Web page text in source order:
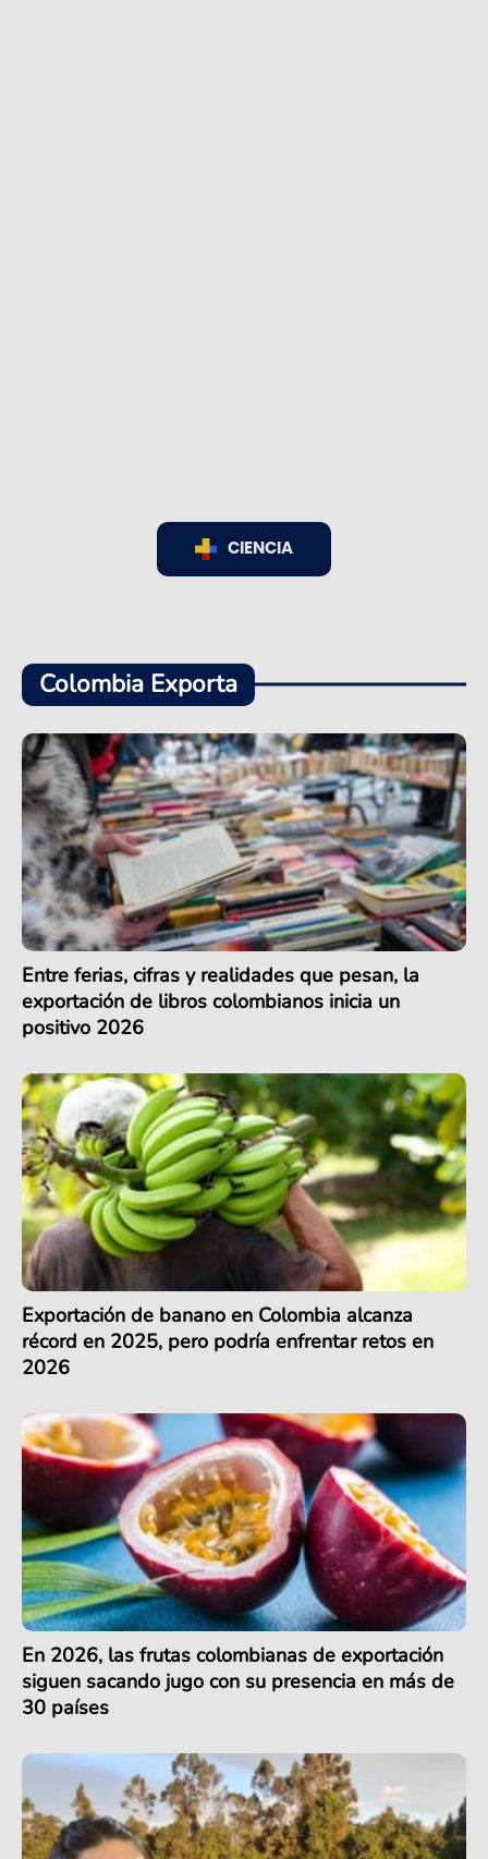
CIENCIA
Colombia Exporta
Entre ferias, cifras y realidades que pesan, la
exportación de libros colombianos inicia un
positivo 2026
Exportación de banano en Colombia alcanza
récord en 2025, pero podría enfrentar retos en
2026
En 2026, las frutas colombianas de exportación
siguen sacando jugo con su presencia en más de
30 países